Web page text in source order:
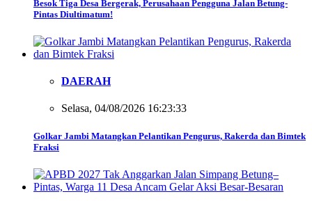
Besok Tiga Desa Bergerak, Perusahaan Pengguna Jalan Betung-
Pintas Diultimatum!
DAERAH
Selasa, 04/08/2026 16:23:33
Golkar Jambi Matangkan Pelantikan Pengurus, Rakerda dan Bimtek
Fraksi